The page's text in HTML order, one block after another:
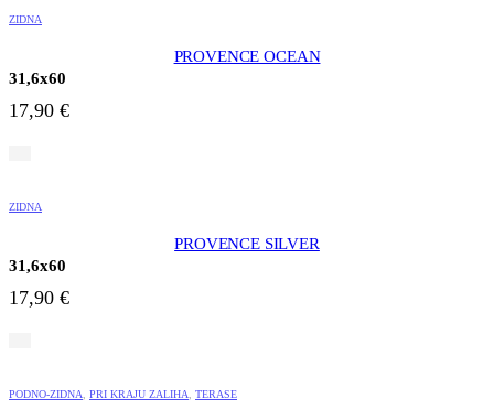
ZIDNA
PROVENCE OCEAN
31,6x60
17,90 €
ZIDNA
PROVENCE SILVER
31,6x60
17,90 €
PODNO-ZIDNA PRI KRAJU ZALIHA TERASE